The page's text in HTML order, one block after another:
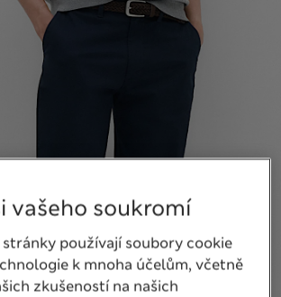
vašeho soukromí
stránky používají soubory cookie
k mnoha účelům, včetně
zkušeností na našich